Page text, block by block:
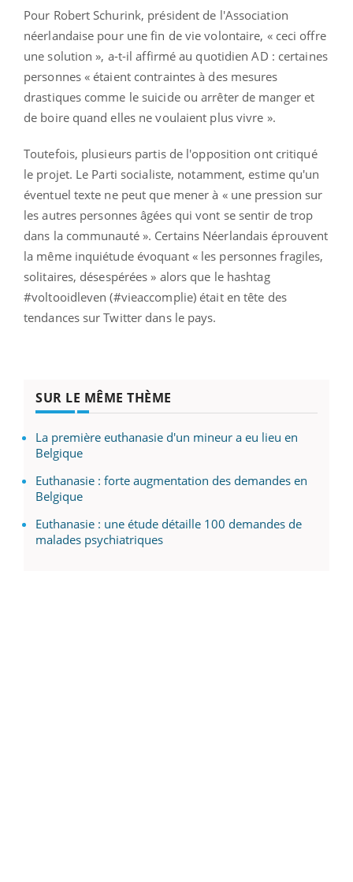
Pour Robert Schurink, président de l'Association
néerlandaise pour une fin de vie volontaire, « ceci offre
une solution », a-t-il affirmé au quotidien AD : certaines
personnes « étaient contraintes à des mesures
drastiques comme le suicide ou arrêter de manger et
de boire quand elles ne voulaient plus vivre ».
Toutefois, plusieurs partis de l'opposition ont critiqué
le projet. Le Parti socialiste, notamment, estime qu'un
éventuel texte ne peut que mener à « une pression sur
les autres personnes âgées qui vont se sentir de trop
dans la communauté ». Certains Néerlandais éprouvent
la même inquiétude évoquant « les personnes fragiles,
solitaires, désespérées » alors que le hashtag
#voltooidleven (#vieaccomplie) était en tête des
tendances sur Twitter dans le pays.
SUR LE MÊME THÈME
La première euthanasie d'un mineur a eu lieu en
Belgique
Euthanasie : forte augmentation des demandes en
Belgique
Euthanasie : une étude détaille 100 demandes de
malades psychiatriques